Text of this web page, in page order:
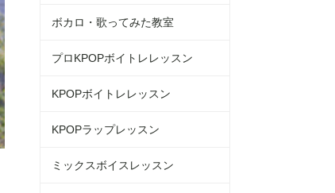
ボカロ・歌ってみた教室
プロKPOPボイトレレッスン
KPOPボイトレレッスン
KPOPラップレッスン
ミックスボイスレッスン